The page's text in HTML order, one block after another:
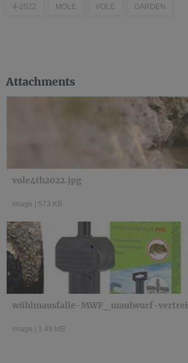
4-2022 MOLE VOLE GARDEN
Attachments
vole4th2022.jpg
image | 573 KB
wühlmausfalle-MWF_maulwurf-
image | 1.49 MB